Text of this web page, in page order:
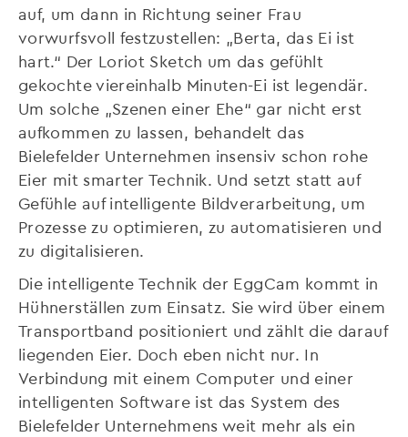
auf, um dann in Richtung seiner Frau
vorwurfsvoll festzustellen: „Berta, das Ei ist
hart.“ Der Loriot Sketch um das gefühlt
gekochte viereinhalb Minuten-Ei ist legendär.
Um solche „Szenen einer Ehe“ gar nicht erst
aufkommen zu lassen, behandelt das
Bielefelder Unternehmen insensiv schon rohe
Eier mit smarter Technik. Und setzt statt auf
Gefühle auf intelligente Bildverarbeitung, um
Prozesse zu optimieren, zu automatisieren und
zu digitalisieren.
Die intelligente Technik der EggCam kommt in
Hühnerställen zum Einsatz. Sie wird über einem
Transportband positioniert und zählt die darauf
liegenden Eier. Doch eben nicht nur. In
Verbindung mit einem Computer und einer
intelligenten Software ist das System des
Bielefelder Unternehmens weit mehr als ein